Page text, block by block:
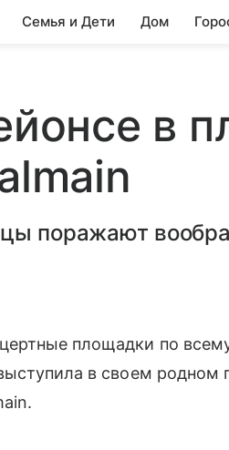
Семья и Дети Дом
в
поражают
площадки по
в своем родном